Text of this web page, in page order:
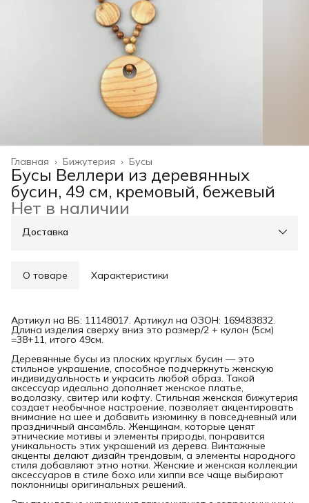
Бусы
Бижутерия ›
Главная ›
Бусы Веллери из деревянных
бусин, 49 см, кремовый, бежевый
Нет в наличии
Доставка
О товаре Характеристики
Артикул на ВБ: 11148017. Артикул на ОЗОН: 169483832.
Длина изделия сверху вниз это размер/2 + кулон (5см)
=38+11, итого 49см.
Деревянные бусы из плоских круглых бусин — это
стильное украшение, способное подчеркнуть женскую
индивидуальность и украсить любой образ. Такой
аксессуар идеально дополняет женское платье,
водолазку, свитер или кофту. Стильная женская бижутерия
создает необычное настроение, позволяет акцентировать
внимание на шее и добавить изюминку в повседневный или
праздничный ансамбль. Женщинам, которые ценят
этнические мотивы и элементы природы, понравится
уникальность этих украшений из дерева. Винтажные
акценты делают дизайн трендовым, а элементы народного
стиля добавляют этно нотки. Женские и женская коллекции
аксессуаров в стиле бохо или хиппи все чаще выбирают
поклонницы оригинальных решений.